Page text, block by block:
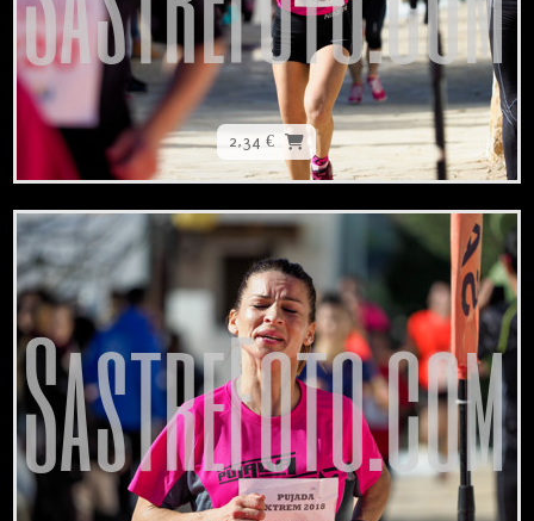
2,34 €